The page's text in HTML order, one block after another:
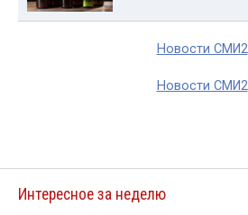
Новости СМИ2
Новости СМИ2
Интересное за неделю